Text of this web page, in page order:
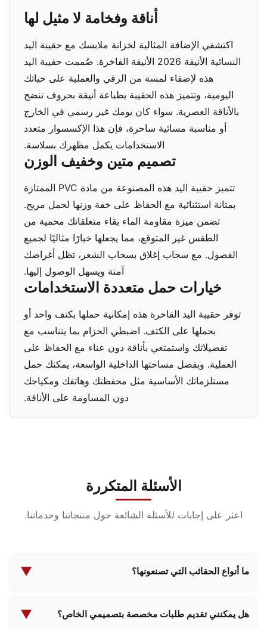
أناقة وفخامة لا مثيل لها
اكتشفي الإضافة المثالية لخزانة ملابسك مع حقيبة اليد
النسائية الأنيقة 2026 الأنيقة الفاخرة. صُممت حقيبة اليد
هذه لإضفاء لمسة من الرقي والعملية على حياتك
اليومية، وتتميز هذه الحقيبة بطباعة أنيقة بحروف تنضح
بالأناقة العصرية. سواء كان يومك غير رسمي في الخارج
أو مناسبة مسائية ساحرة، فإن هذا الإكسسوار متعدد
الاستخدامات يكمل مظهرك بسلاسة.
تصميم متين وخفيف الوزن
تتميز حقيبة اليد هذه المصنوعة من مادة PVC الممتازة
بمتانة استثنائية مع الحفاظ على خفة وزنها لحمل مريح.
تضمن ميزة مقاومة الماء بقاء متعلقاتك محمية من
الطقس غير المتوقع، مما يجعلها خيارًا مثاليًا لجميع
الفصول. مع سحاب إغلاق بسحاب الشعر، تظل أغراضك
آمنة ويسهل الوصول إليها.
خيارات حمل متعددة الاستخدامات
توفر حقيبة اليد الفاخرة هذه إمكانية حملها بكتف واحد أو
بحملها على الكتف. اضبطي الحزام بما يتناسب مع
تفضيلاتك واستمتعي بأناقة دون عناء مع الحفاظ على
العملية. وبفضل مساحتها الداخلية الواسعة، يمكنك حمل
مستلزماتك الأساسية مثل محفظتك وهاتفك ومكياجك
دون المساومة على الأناقة.
الأسئلة المتكررة
اعثر على إجابات للأسئلة الشائعة حول منتجاتنا وخدماتنا.
ما أنواع الحقائب التي تصنعونها؟ ▼
بما في ذلك حقائب مستحضرات التجميل وحقائب المكياج
هل يمكنني تقديم طلبات مخصصة بتصميمي الخاص؟ ▼